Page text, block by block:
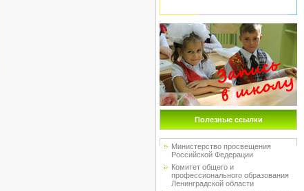
Полезные ссылки
Министерство просвещения
Российской Федерации
Комитет общего и
профессионального образования
Ленинградской области